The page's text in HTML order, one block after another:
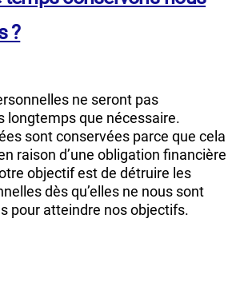
?
ne seront pas
longtemps que nécessaire.
sont conservées parce que cela
raison d’une obligation financière
objectif est de détruire les
dès qu’elles ne nous sont
pour atteindre nos objectifs.